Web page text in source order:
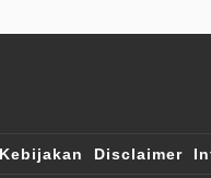
Disclaimer